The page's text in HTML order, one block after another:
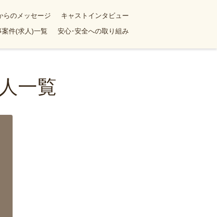
らのメッセージ
キャストインタビュー
案件(求人)一覧 安心･安全への取り組み
一覧